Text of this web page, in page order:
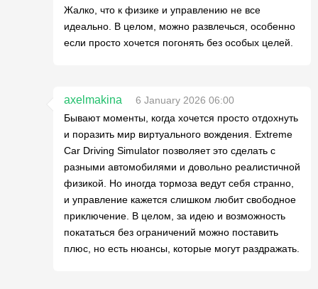
Жалко, что к физике и управлению не все
идеально. В целом, можно развлечься, особенно
если просто хочется погонять без особых целей.
axelmakina
6 January 2026 06:00
Бывают моменты, когда хочется просто отдохнуть
и поразить мир виртуального вождения. Extreme
Car Driving Simulator позволяет это сделать с
разными автомобилями и довольно реалистичной
физикой. Но иногда тормоза ведут себя странно,
и управление кажется слишком любит свободное
приключение. В целом, за идею и возможность
покататься без ограничений можно поставить
плюс, но есть нюансы, которые могут раздражать.